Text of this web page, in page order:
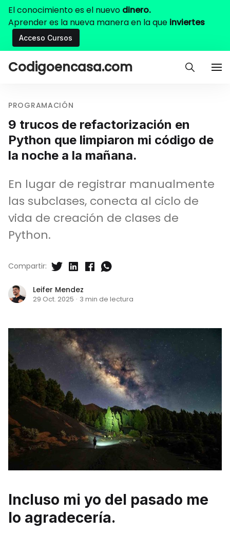
El conocimiento es el nuevo dinero.
Aprender es la nueva manera en la que inviertes
Acceso Cursos
Codigoencasa.com
PROGRAMACIÓN
9 trucos de refactorización en
Python que limpiaron mi código de
la noche a la mañana.
En lugar de registrar manualmente
las subclases, conecta al ciclo de
vida de creación de clases de
Python.
Leifer Mendez
29 Oct. 2025 · 3 min de lectura
Compartir:
Incluso mi yo del pasado me
lo agradecería.